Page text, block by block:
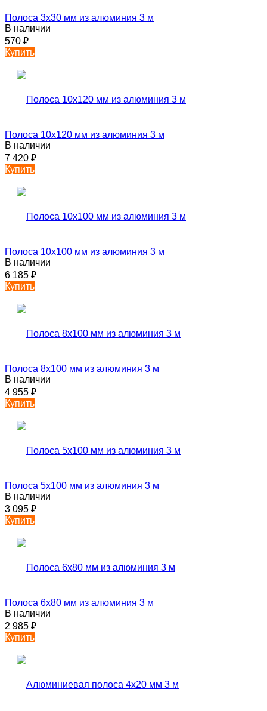
Полоса 3х30 мм из алюминия 3 м
В наличии
570 ₽
Купить
Полоса 10х120 мм из алюминия 3 м
В наличии
7 420 ₽
Купить
Полоса 10х100 мм из алюминия 3 м
В наличии
6 185 ₽
Купить
Полоса 8х100 мм из алюминия 3 м
В наличии
4 955 ₽
Купить
Полоса 5х100 мм из алюминия 3 м
В наличии
3 095 ₽
Купить
Полоса 6х80 мм из алюминия 3 м
В наличии
2 985 ₽
Купить